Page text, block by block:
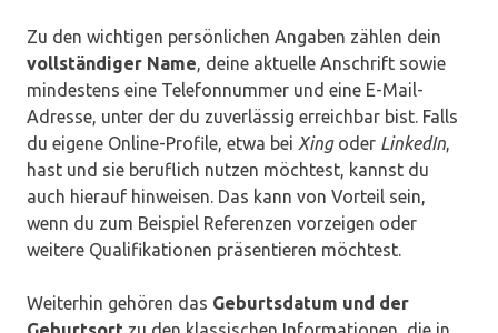
Zu den wichtigen persönlichen Angaben zählen dein
vollständiger Name , deine aktuelle Anschrift sowie
mindestens eine Telefonnummer und eine E-Mail-
Adresse, unter der du zuverlässig erreichbar bist. Falls
du eigene Online-Profile, etwa bei Xingoder LinkedIn
hast und sie beruflich nutzen möchtest, kannst du
auch hierauf hinweisen. Das kann von Vorteil sein,
wenn du zum Beispiel Referenzen vorzeigen oder
weitere Qualifikationen präsentieren möchtest.
Weiterhin gehören das Geburtsdatum und der